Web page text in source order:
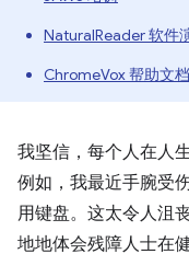
NaturalReader 软件
ChromeVox 帮助文档
我坚信，每个人在人
例如，我最近手腕受
用键盘。这太令人沮
地地体会残障人士在